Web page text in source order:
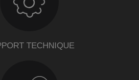
TECHNIQUE